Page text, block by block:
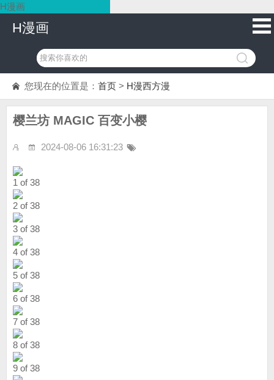
H漫画
H漫画
您现在的位置是： 首页 > H漫西方漫
樱兰坊 MAGIC 百变小樱
2024-08-06 16:31:23
1 of 38
2 of 38
3 of 38
4 of 38
5 of 38
6 of 38
7 of 38
8 of 38
9 of 38